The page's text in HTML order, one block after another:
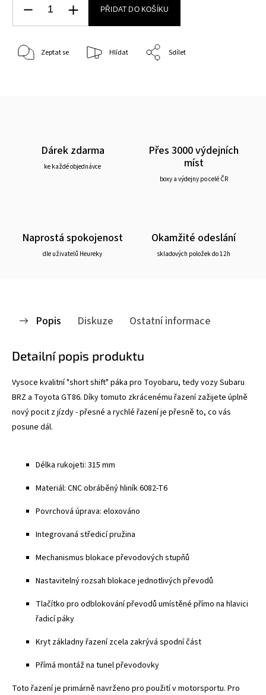
PŘIDAT DO KOŠÍKU
Zeptat se Hlídat Sdílet
Dárek zdarma
ke každé objednávce
Přes 3000 výdejních
míst
boxy a výdejny po celé ČR
Naprostá spokojenost
dle uživatelů Heureky
Okamžité odeslání
skladových položek do 12h
Popis Diskuze Ostatní informace
Detailní popis produktu
Vysoce kvalitní "short shift" páka pro Toyobaru, tedy vozy Subaru
BRZ a Toyota GT86. Díky tomuto zkrácenému řazení zažijete úplně
nový pocit z jízdy - přesné a rychlé řazení je přesně to, co vás
posune dál.
Délka rukojeti: 315 mm
Materiál: CNC obráběný hliník 6082-T6
Povrchová úprava: eloxováno
Integrovaná středicí pružina
Mechanismus blokace převodových stupňů
Nastavitelný rozsah blokace jednotlivých převodů
Tlačítko pro odblokování převodů umístěné přímo na hlavici
řadicí páky
Kryt základny řazení zcela zakrývá spodní část
Přímá montáž na tunel převodovky
Toto řazení je primárně navrženo pro použití v motorsportu. Pro